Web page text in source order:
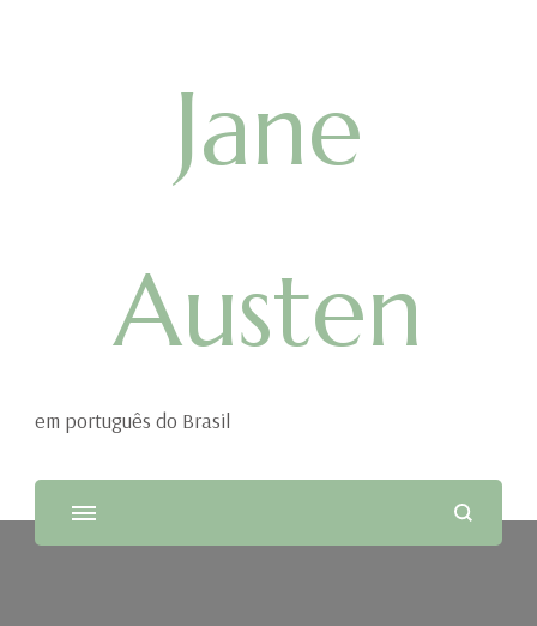
Jane
Austen
em português do Brasil